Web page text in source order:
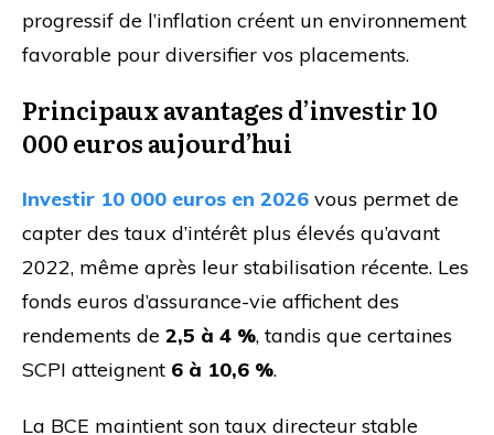
progressif de l’inflation créent un environnement
favorable pour diversifier vos placements.
Principaux avantages d’investir 10
000 euros aujourd’hui
Investir 10 000 euros en 2026 vous permet de
capter des taux d’intérêt plus élevés qu’avant
2022, même après leur stabilisation récente. Les
fonds euros d’assurance-vie affichent des
rendements de 2,5 à 4 %, tandis que certaines
SCPI atteignent 6 à 10,6 %.
La BCE maintient son taux directeur stable